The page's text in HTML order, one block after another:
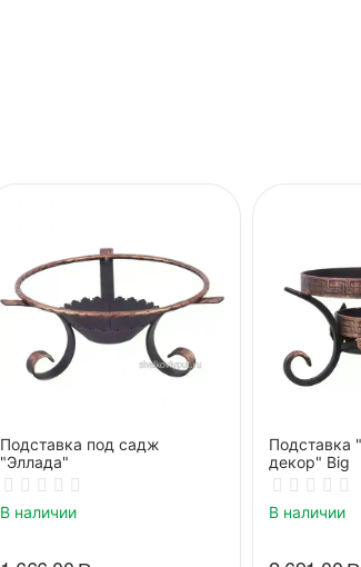
Подставка под садж
"Эллада"
В наличии
Подставка
декор" Big
В наличии